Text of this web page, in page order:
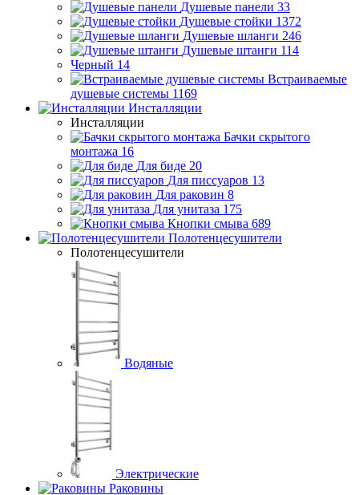
Душевые панели 33
Душевые стойки 1372
Душевые шланги 246
Душевые штанги 114
Черный 14
Встраиваемые
душевые системы 1169
Инсталляции
Инсталляции
Бачки скрытого
монтажа 16
Для биде 20
Для писсуаров 13
Для раковин 8
Для унитаза 175
Кнопки смыва 689
Полотенцесушители
Полотенцесушители
Водяные
Электрические
Раковины